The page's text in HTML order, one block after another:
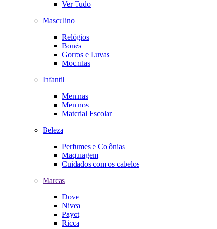
Ver Tudo
Masculino
Relógios
Bonés
Gorros e Luvas
Mochilas
Infantil
Meninas
Meninos
Material Escolar
Beleza
Perfumes e Colônias
Maquiagem
Cuidados com os cabelos
Marcas
Dove
Nivea
Payot
Ricca